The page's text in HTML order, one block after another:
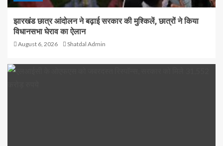
झारखंड छात्र आंदोलन ने बढ़ाई सरकार की मुश्किलें, छात्रों ने किया
विधानसभा घेराव का ऐलान
August 6, 2026 Shatdal Admin